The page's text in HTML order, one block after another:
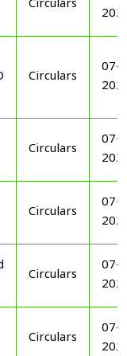
Circulars
Circulars
07-
Circulars
07-
Circulars
07-
Circulars
07-
Circulars
07-